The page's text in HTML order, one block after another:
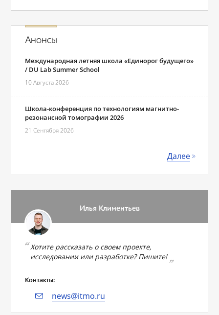
Анонсы
Международная летняя школа «Единорог будущего»
/ DU Lab Summer School
10 Августа 2026
Школа-конференция по технологиям магнитно-
резонансной томографии 2026
21 Сентября 2026
Далее
Илья Климентьев
Хотите рассказать о своем проекте,
исследовании или разработке? Пишите!
Контакты:
news@itmo.ru